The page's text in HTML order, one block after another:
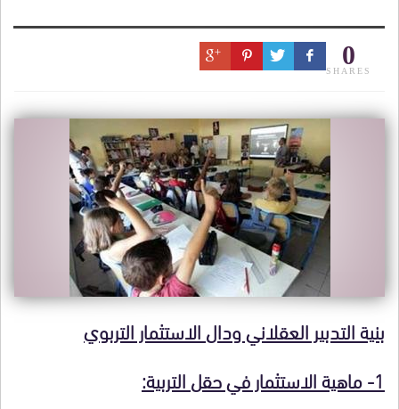
0
SHARES
بنية التدبير العقلاني ودال الاستثمار التربوي
1- ماهية الاستثمار في حقل التربية: